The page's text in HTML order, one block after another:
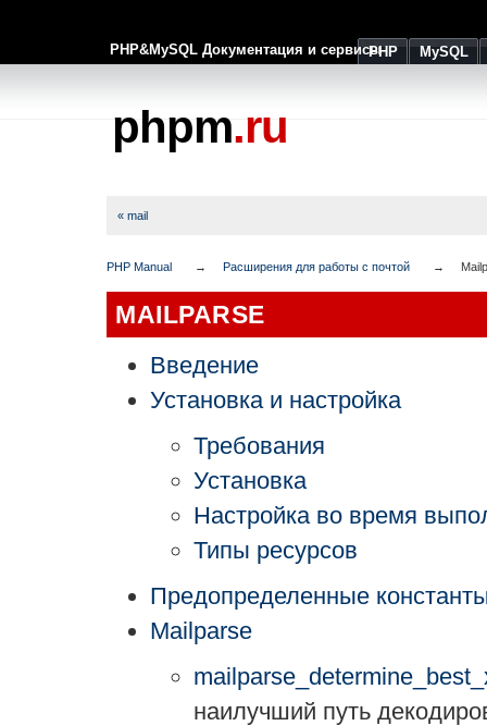
PHP&MySQL Документация и сервисыPHP MySQL
phpm.ru
« mail
PHP Manual Расширения для работы с почтой
MAILPARSE
Введение
Установка и настройка
Требования
Установка
Настройка во время
Типы ресурсов
Предопределенные
Mailparse
наилучший путь